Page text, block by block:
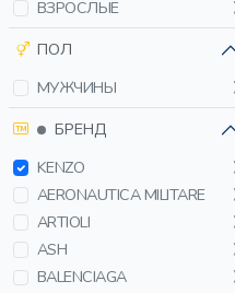
ВЗРОСЛЫЕ
ПОЛ
МУЖЧИНЫ
БРЕНД
KENZO
AERONAUTICA MILITARE
ARTIOLI
ASH
BALENCIAGA